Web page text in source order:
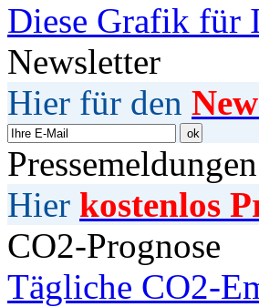
Diese Grafik für
Newsletter
Hier für den
Pressemeldungen
Hier kostenlos
CO2-Prognose
Tägliche CO2-